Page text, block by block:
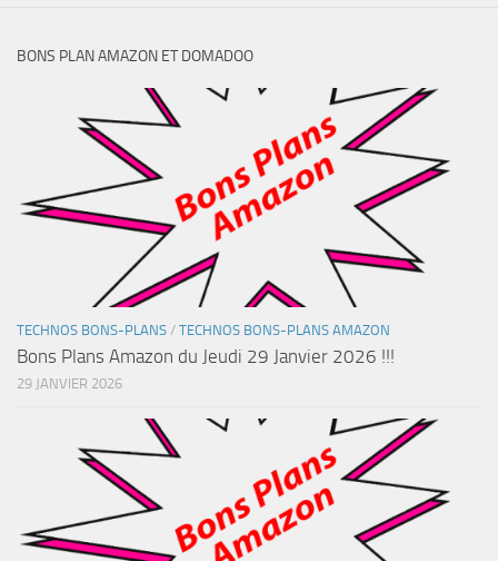
BONS PLAN AMAZON ET DOMADOO
TECHNOS BONS-PLANS / TECHNOS BONS-PLANS AMAZON
Bons Plans Amazon du Jeudi 29 Janvier 2026 !!!
29 JANVIER 2026